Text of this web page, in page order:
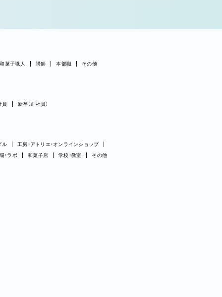
和菓子職人 講師 本部職 その他
員 新卒（正社員）
ル
工房・アトリエ・オンラインショップ
・ラボ 和菓子店 学校・教室 その他